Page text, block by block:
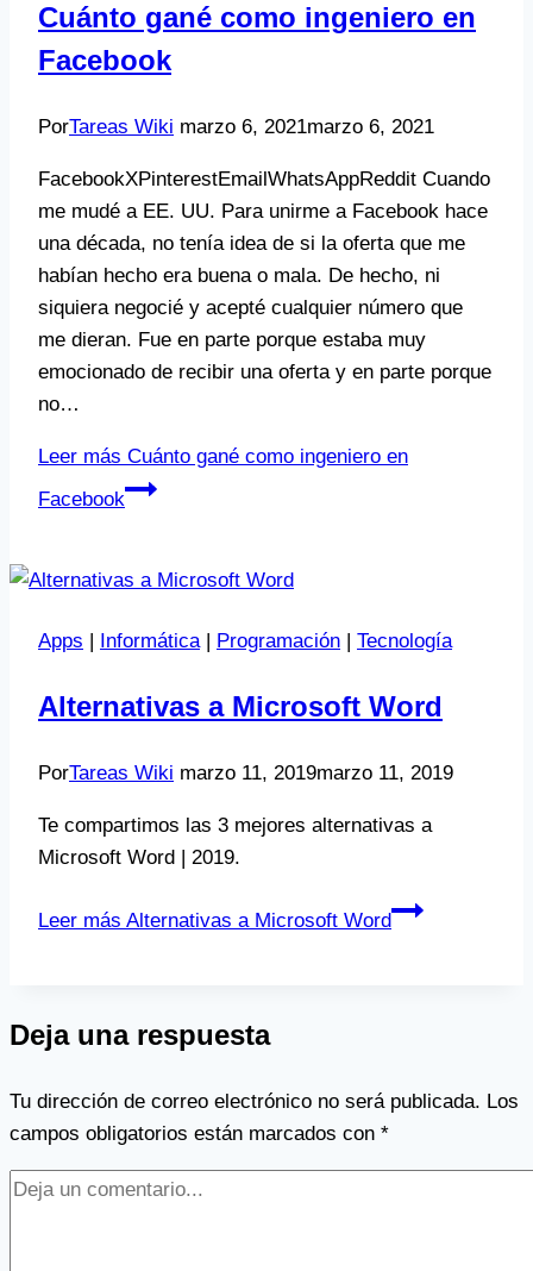
Cuánto gané como ingeniero en
Facebook
PorTareas Wiki marzo 6, 2021marzo 6, 2021
FacebookXPinterestEmailWhatsAppReddit Cuando
me mudé a EE. UU. Para unirme a Facebook hace
una década, no tenía idea de si la oferta que me
habían hecho era buena o mala. De hecho, ni
siquiera negocié y acepté cualquier número que
me dieran. Fue en parte porque estaba muy
emocionado de recibir una oferta y en parte porque
no…
Leer más Cuánto gané como ingeniero en
Facebook
Apps Informática| Programación Tecnología
Alternativas a Microsoft Word
PorTareas Wiki marzo 11, 2019marzo 11, 2019
Te compartimos las 3 mejores alternativas a
Microsoft Word | 2019.
Leer más Alternativas a Microsoft Word
Deja una respuesta
Tu dirección de correo electrónico no será publicada. Los
campos obligatorios están marcados con *